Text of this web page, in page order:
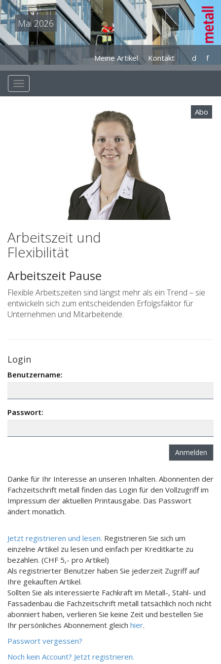
Mai 2026
Meine Artikel Kontakt d f
Abo
Arbeitszeit und
Flexibilität
Arbeitszeit Pause
Flexible Arbeitszeiten sind längst mehr als ein Trend – sie
entwickeln sich zum entscheidenden Erfolgsfaktor für
Unternehmen und Mitarbeitende.
Login
Benutzername:
Passwort:
Danke für Ihr Interesse an unseren Inhalten. Abonnenten der
Fachzeitschrift metall finden das Login für den Vollzugriff im
Impressum der aktuellen Printausgabe. Das Passwort
ändert monatlich.
Jetzt registrieren und lesen. Registrieren Sie sich um
einzelne Artikel zu lesen und einfach per Kreditkarte zu
bezahlen. (CHF 5,- pro Artikel)
Als registrierter Benutzer haben Sie jederzeit Zugriff auf
Ihre gekauften Artikel.
Sollten Sie als interessierte Fachkraft im Metall-, Stahl- und
Fassadenbau die Fachzeitschrift metall tatsächlich noch nicht
abonniert haben, verlieren Sie keine Zeit und bestellen Sie
Ihr persönliches Abonnement gleich hier.
Passwort vergessen?
Noch kein Account? Jetzt registrieren.